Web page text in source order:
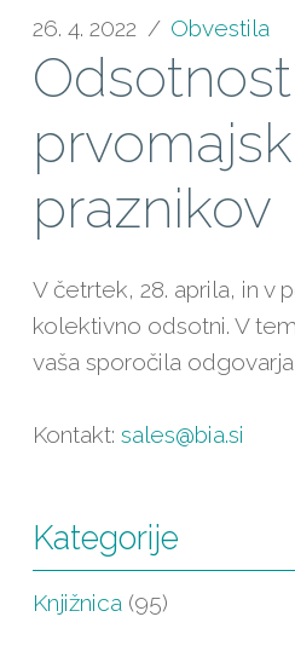
26. 4. 2022 Obvestila
praznikov
V četrtek, 28. aprila, in v
kolektivno odsotni. V
vaša sporočila
Kontakt: sales@bia.si
Kategorije
Knjižnica(95)